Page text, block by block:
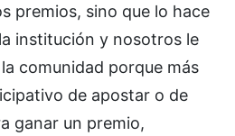
premios, sino que lo hace
institución y nosotros le
comunidad porque más
de apostar o de
ganar un premio,